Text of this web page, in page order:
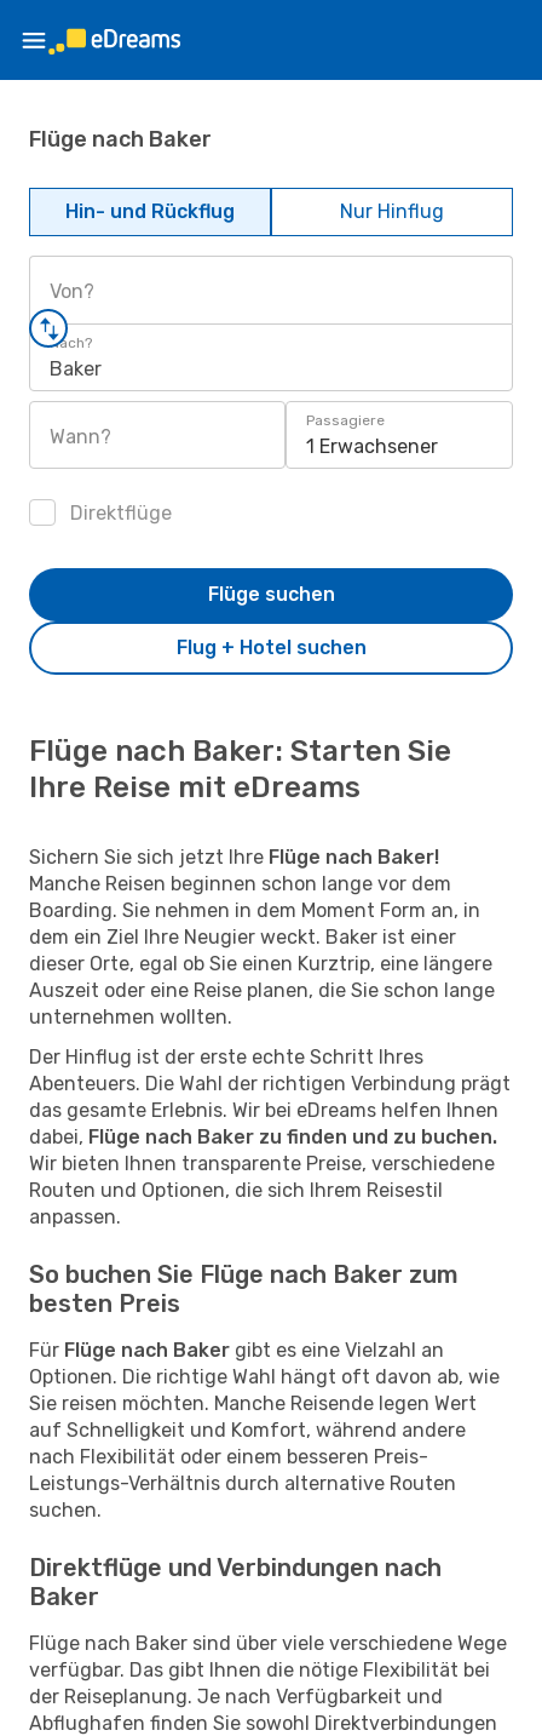
Flüge nach Baker
Hin- und Rückflug Nur Hinflug
Von?
Nach?
Baker
Wann?
Passagiere
1 Erwachsener
Direktflüge
Flug + Hotel suchen
Flüge suchen
Flüge nach Baker: Starten Sie
Ihre Reise mit eDreams
Sichern Sie sich jetzt Ihre Flüge nach Baker!
Manche Reisen beginnen schon lange vor dem
Boarding. Sie nehmen in dem Moment Form an, in
dem ein Ziel Ihre Neugier weckt. Baker ist einer
dieser Orte, egal ob Sie einen Kurztrip, eine längere
Auszeit oder eine Reise planen, die Sie schon lange
unternehmen wollten.
Der Hinflug ist der erste echte Schritt Ihres
Abenteuers. Die Wahl der richtigen Verbindung prägt
das gesamte Erlebnis. Wir bei eDreams helfen Ihnen
dabei, Flüge nach Baker zu finden und zu buchen.
Wir bieten Ihnen transparente Preise, verschiedene
Routen und Optionen, die sich Ihrem Reisestil
anpassen.
So buchen Sie Flüge nach Baker zum
besten Preis
Für Flüge nach Baker gibt es eine Vielzahl an
Optionen. Die richtige Wahl hängt oft davon ab, wie
Sie reisen möchten. Manche Reisende legen Wert
auf Schnelligkeit und Komfort, während andere
nach Flexibilität oder einem besseren Preis-
Leistungs-Verhältnis durch alternative Routen
suchen.
Direktflüge und Verbindungen nach
Baker
Flüge nach Baker sind über viele verschiedene Wege
verfügbar. Das gibt Ihnen die nötige Flexibilität bei
der Reiseplanung. Je nach Verfügbarkeit und
Abflughafen finden Sie sowohl Direktverbindungen